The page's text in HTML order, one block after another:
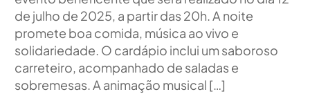
de julho de 2025, a partir das 20h. A noite
promete boa comida, música ao vivo e
solidariedade. O cardápio inclui um saboroso
carreteiro, acompanhado de saladas e
sobremesas. A animação musical […]